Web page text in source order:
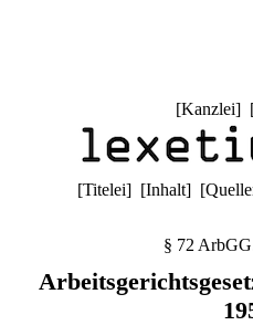
[Kanzlei]
[Titelei] [Inhalt] [
§ 72